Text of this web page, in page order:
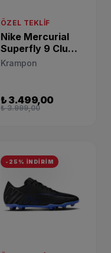
ÖZEL TEKLIF
Nike Mercurial
Superfly 9 Club
Fg/Mg Sarı Erkek
Krampon
₺ 3.499,00
₺ 3.999,00
-25% İNDİRİM